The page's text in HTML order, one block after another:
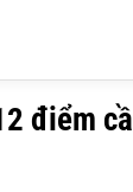
điểm